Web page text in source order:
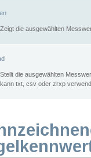
Zeigt die ausgewählten
Stellt die ausgewählten
kann txt, csv oder zrxp